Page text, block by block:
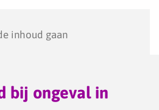
inhoud gaan
bij ongeval in